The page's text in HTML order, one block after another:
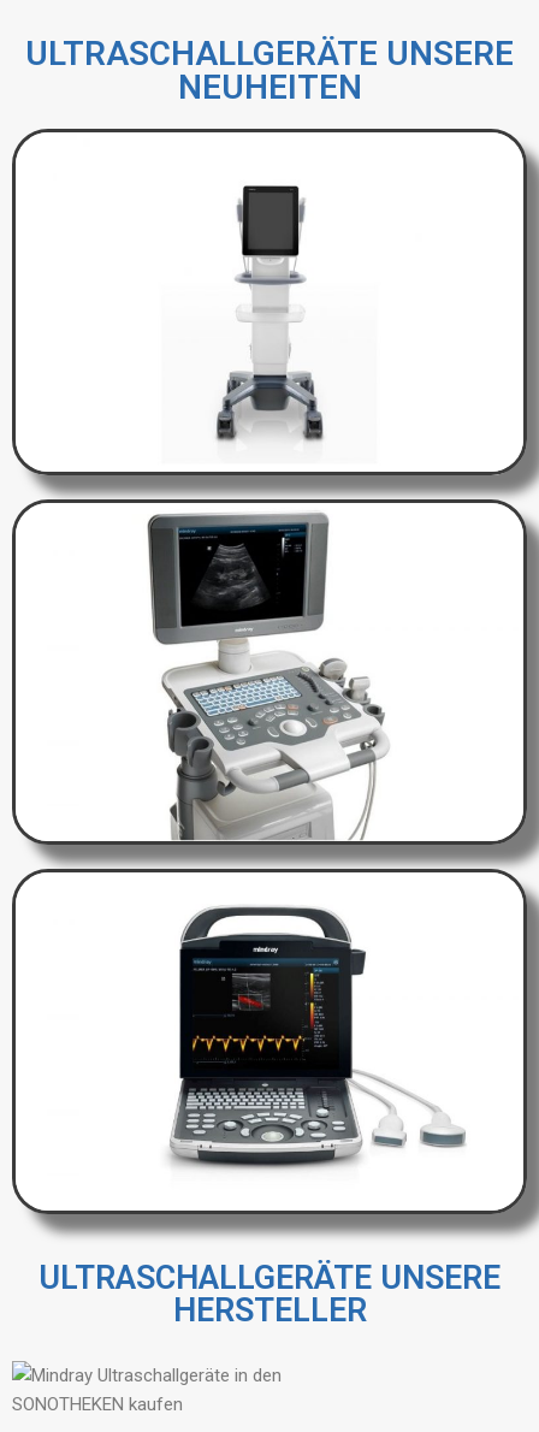
ULTRASCHALLGERÄTE UNSERE
NEUHEITEN
ULTRASCHALLGERÄTE UNSERE
HERSTELLER